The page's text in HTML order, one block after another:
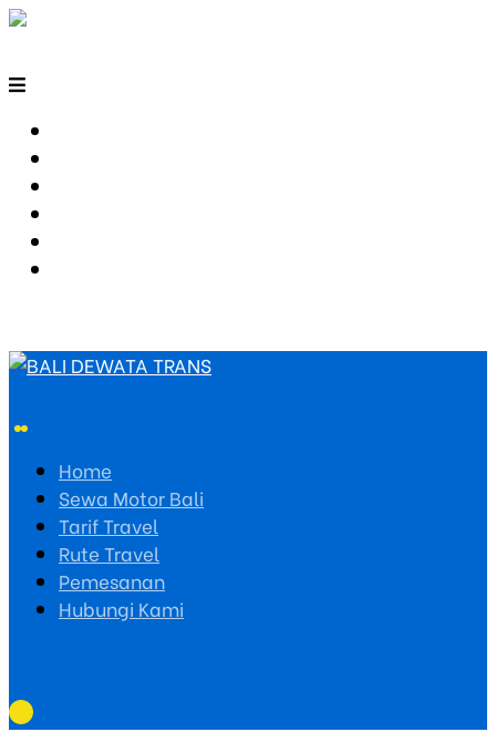
Home
Sewa Motor Bali
Tarif Travel
Rute Travel
Pemesanan
Hubungi Kami